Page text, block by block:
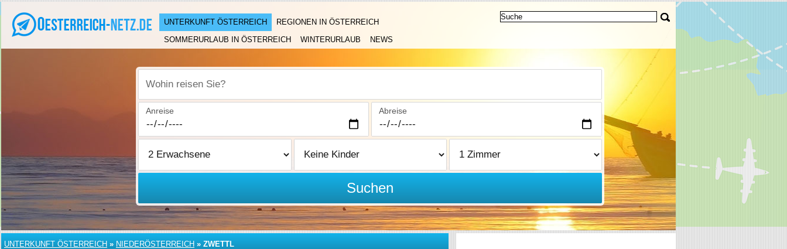
UNTERKUNFT ÖSTERREICH
REGIONEN IN ÖSTERREICH
SOMMERURLAUB IN ÖSTERREICH
WINTERURLAUB NEWS
Wohin reisen Sie?
Anreise Abreise
Suchen
UNTERKUNFT ÖSTERREICH » NIEDERÖSTERREICH » ZWETTL